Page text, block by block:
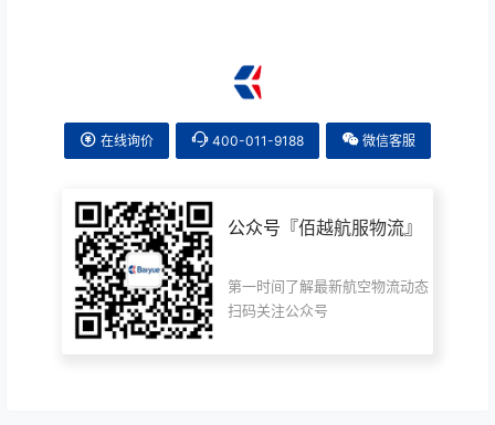
在线询价 400-011-9188 微信客服
公众号『佰越航服物流』
第一时间了解最新航空物流动态
扫码关注公众号